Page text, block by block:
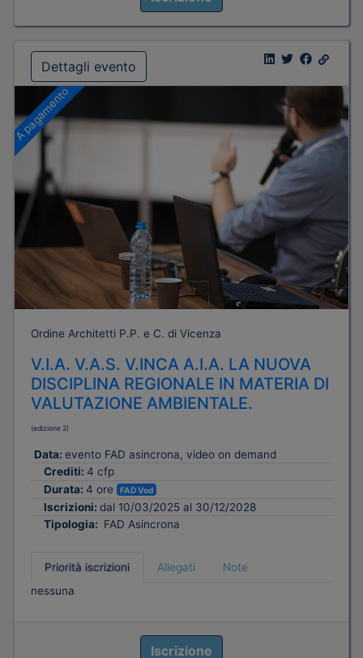
Dettagli evento
A pagamento
Ordine Architetti P.P. e C. di Vicenza
V.I.A. V.A.S. V.INCA A.I.A. LA NUOVA
DISCIPLINA REGIONALE IN MATERIA DI
VALUTAZIONE AMBIENTALE.
(edizione 2)
Data: evento FAD asincrona, video on demand
Crediti: 4 cfp
Durata: 4 ore FAD Vod
Iscrizioni: dal 10/03/2025 al 30/12/2028
Tipologia: FAD Asincrona
Priorità iscrizioni Allegati
Note
nessuna
Iscrizione